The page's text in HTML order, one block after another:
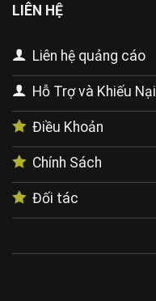
LIÊN HỆ
Liên hệ quảng cáo
Hỗ Trợ và Khiếu Nại
Điều Khoản
Chính Sách
Đối tác